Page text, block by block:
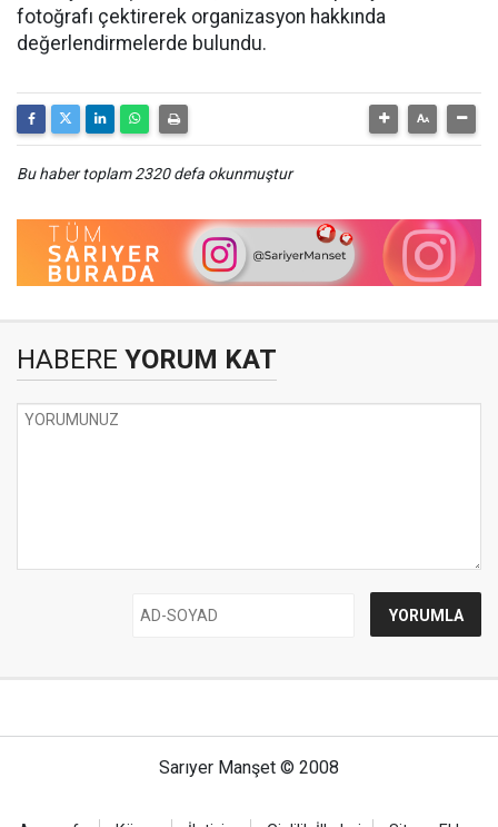
fotoğrafı çektirerek organizasyon hakkında
değerlendirmelerde bulundu.
Bu haber toplam 2320 defa okunmuştur
HABERE YORUM KAT
Sarıyer Manşet © 2008